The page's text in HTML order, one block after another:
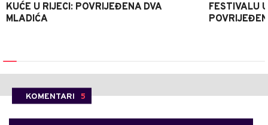
KUĆE U RIJECI: POVRIJEĐENA DVA
MLADIĆA
FESTIVALU
KOMENTARI 5